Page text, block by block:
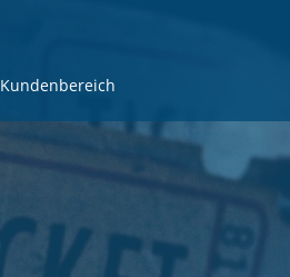
Kundenbereich
Kundenbereich